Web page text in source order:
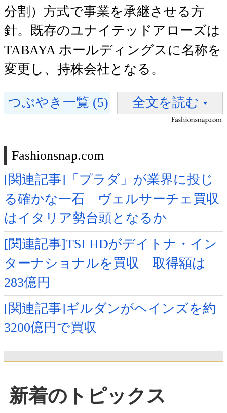
分割）方式で事業を承継させる方
針。既存のユナイテッドアローズは
TABAYA ホールディングスに名称を
変更し、持株会社となる。
つぶやき一覧 (5) 全文を読む
Fashionsnap.com
[関連記事]「プラダ」が業界に投じ
る確かな一石 ヴェルサーチェ買収
はイタリア勢台頭となるか
[関連記事]TSI HDがデイトナ・イン
ターナショナルを買収 取得額は
283億円
[関連記事]ギルダンがヘインズを約
3200億円で買収
新着のトピックス